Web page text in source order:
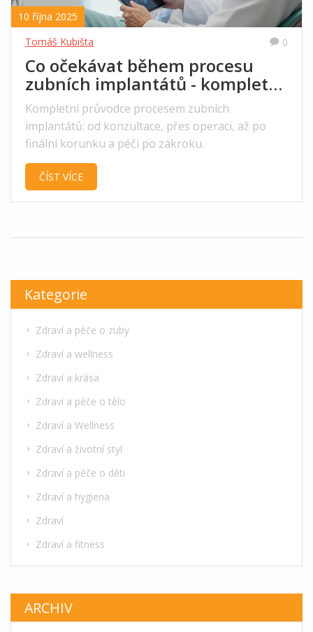
10 října 2025
Tomáš Kubišta
0
Co očekávat během procesu
zubních implantátů - kompletní
průvodce
Kompletní průvodce procesem zubních
implantátů: od konzultace, přes operaci, až po
finální korunku a péči po zákroku.
ČÍST VÍCE
Kategorie
Zdraví a péče o zuby
Zdraví a wellness
Zdraví a krása
Zdraví a péče o tělo
Zdraví a Wellness
Zdraví a životní styl
Zdraví a péče o děti
Zdraví a hygiena
Zdraví
Zdraví a fitness
ARCHIV